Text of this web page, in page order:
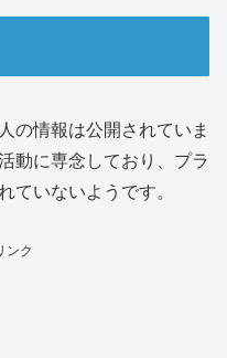
の情報は公開されていま
動に専念しており、プラ
ていないようです。
ンク